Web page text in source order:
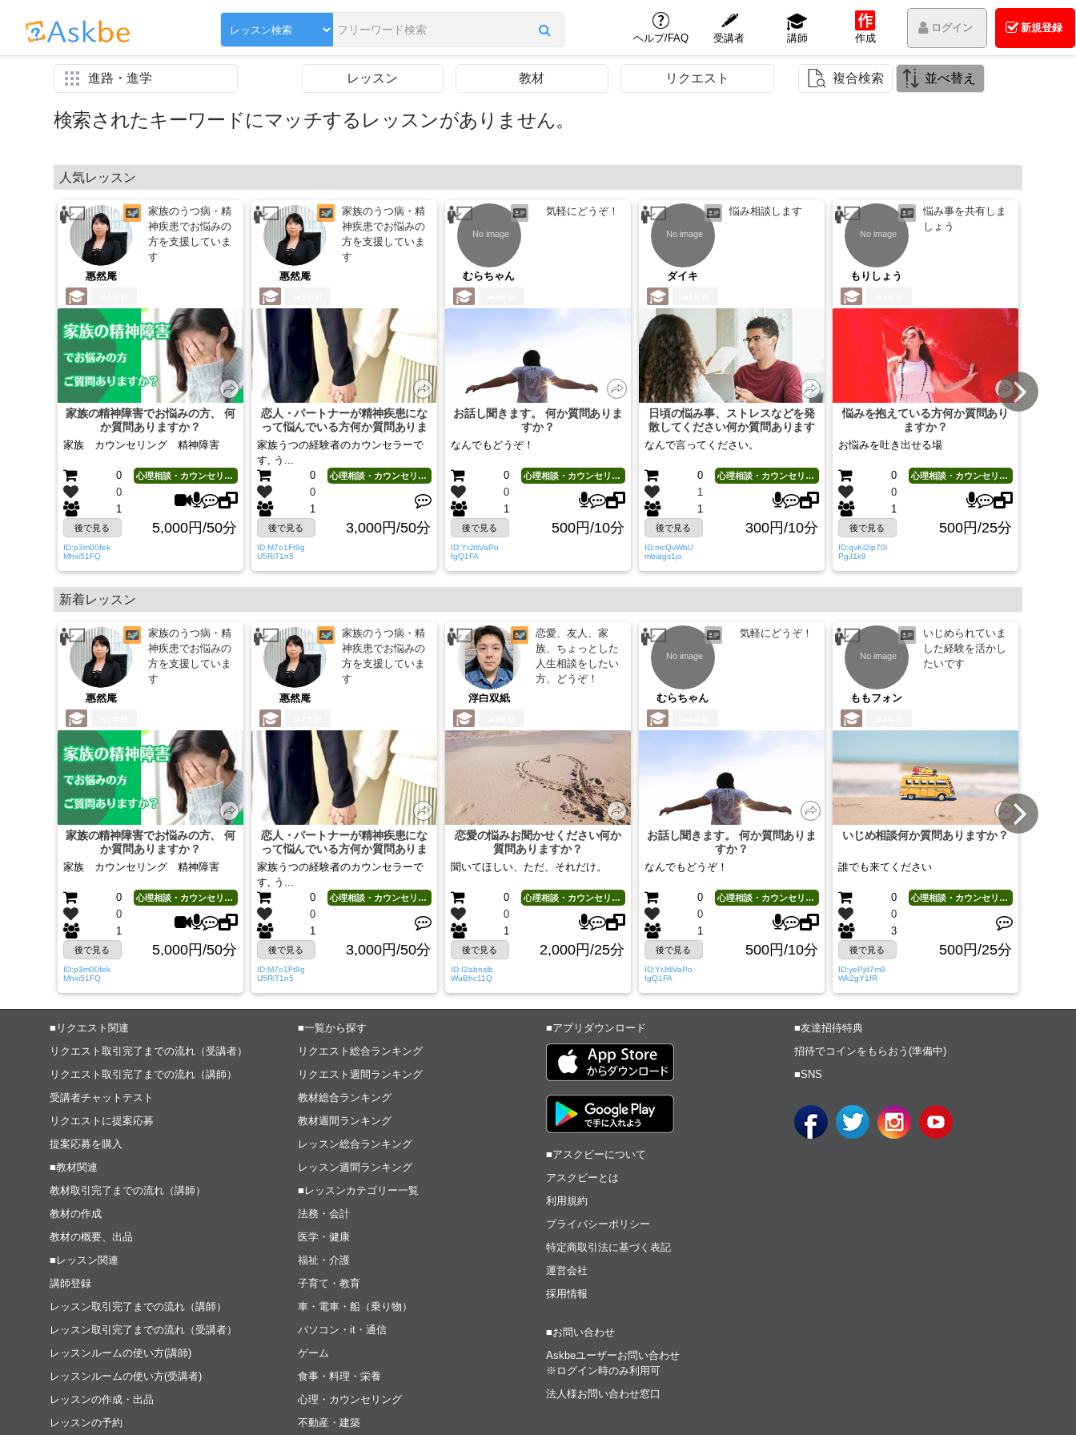
ヘルプ/FAQ 受講者 講師 作成
ログイン 新規登録
進路・進学 レッスン 教材 リクエスト 複合検索 並べ替え
検索されたキーワードにマッチするレッスンがありません。
人気レッスン
惠然庵
家族のうつ病・精
神疾患でお悩みの
方を支援していま
す
家族の精神障害でお悩みの方、 何
か質問ありますか？
家族 カウンセリング 精神障害
0
0
1
心理相談・カウンセリング
後で見る 5,000円/50分
ID:p3m00fek
Mhxi51FQ
惠然庵
家族のうつ病・精
神疾患でお悩みの
方を支援していま
す
恋人・パートナーが精神疾患にな
って悩んでいる方何か質問ありま
すか？
家族うつの経験者のカウンセラーで
す, う...
0
0
1
心理相談・カウンセリング
後で見る 3,000円/50分
ID:M7o1Ft9g
U5RiT1n5
むらちゃん
気軽にどうぞ！
お話し聞きます。 何か質問ありま
すか？
なんでもどうぞ！
0
0
1
心理相談・カウンセリング
後で見る 500円/10分
ID:YrJtliVaPo
fgQ1FA
ダイキ
悩み相談します
日頃の悩み事、ストレスなどを発
散してください何か質問あります
か？
なんで言ってください。
0
1
1
心理相談・カウンセリング
後で見る 300円/10分
ID:mcQvWbU
mbiags1jo
もりしょう
悩み事を共有しま
しょう
悩みを抱えている方何か質問あり
ますか？
お悩みを吐き出せる場
0
0
1
心理相談・カウンセリング
後で見る 500円/25分
ID:qvKl2ip70i
PgJ1k9
新着レッスン
惠然庵
家族のうつ病・精
神疾患でお悩みの
方を支援していま
す
家族の精神障害でお悩みの方、 何
か質問ありますか？
家族 カウンセリング 精神障害
0
0
1
心理相談・カウンセリング
後で見る 5,000円/50分
ID:p3m00fek
Mhxi51FQ
惠然庵
家族のうつ病・精
神疾患でお悩みの
方を支援していま
す
恋人・パートナーが精神疾患にな
って悩んでいる方何か質問ありま
すか？
家族うつの経験者のカウンセラーで
す, う...
0
0
1
心理相談・カウンセリング
後で見る 3,000円/50分
ID:M7o1Ft9g
U5RiT1n5
浮白双紙
恋愛、友人、家
族、ちょっとした
人生相談をしたい
方、どうぞ！
恋愛の悩みお聞かせください何か
質問ありますか？
聞いてほしい、ただ、それだけ。
0
0
1
心理相談・カウンセリング
後で見る 2,000円/25分
ID:I2abnslb
WuBhc11Q
むらちゃん
気軽にどうぞ！
お話し聞きます。 何か質問ありま
すか？
なんでもどうぞ！
0
0
1
心理相談・カウンセリング
後で見る 500円/10分
ID:YrJtliVaPo
fgQ1FA
ももフォン
いじめられていま
した経験を活かし
たいです
いじめ相談何か質問ありますか？
誰でも来てください
0
0
3
心理相談・カウンセリング
後で見る 500円/25分
ID:yePjd7m9
Wk2gY1fR
■リクエスト関連
リクエスト取引完了までの流れ（受講者）
リクエスト取引完了までの流れ（講師）
受講者チャットテスト
リクエストに提案応募
提案応募を購入
■教材関連
教材取引完了までの流れ（講師）
教材の作成
教材の概要、出品
■レッスン関連
講師登録
レッスン取引完了までの流れ（講師）
レッスン取引完了までの流れ（受講者）
レッスンルームの使い方(講師)
レッスンルームの使い方(受講者)
レッスンの作成・出品
レッスンの予約
■一覧から探す
リクエスト総合ランキング
リクエスト週間ランキング
教材総合ランキング
教材週間ランキング
レッスン総合ランキング
レッスン週間ランキング
■レッスンカテゴリー一覧
法務・会計
医学・健康
福祉・介護
子育て・教育
車・電車・船（乗り物）
パソコン・it・通信
ゲーム
食事・料理・栄養
心理・カウンセリング
不動産・建築
■アプリダウンロード
■アスクビーについて
アスクビーとは
利用規約
プライバシーポリシー
特定商取引法に基づく表記
運営会社
採用情報
■お問い合わせ
Askbeユーザーお問い合わせ
※ログイン時のみ利用可
法人様お問い合わせ窓口
■友達招待特典
招待でコインをもらおう(準備中)
■SNS